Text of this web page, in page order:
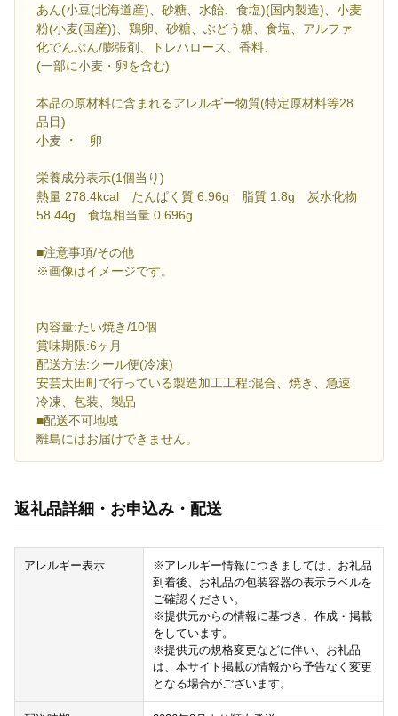
あん(小豆(北海道産)、砂糖、水飴、食塩)(国内製造)、小麦
粉(小麦(国産))、鶏卵、砂糖、ぶどう糖、食塩、アルファ
化でんぷん/膨張剤、トレハロース、香料、
(一部に小麦・卵を含む)
本品の原材料に含まれるアレルギー物質(特定原材料等28
品目)
小麦 ・ 卵
栄養成分表示(1個当り)
熱量 278.4kcal たんぱく質 6.96g 脂質 1.8g 炭水化物
58.44g 食塩相当量 0.696g
■注意事項/その他
※画像はイメージです。
内容量:たい焼き/10個
賞味期限:6ヶ月
配送方法:クール便(冷凍)
安芸太田町で行っている製造加工工程:混合、焼き、急速
冷凍、包装、製品
■配送不可地域
離島にはお届けできません。
返礼品詳細・お申込み・配送
アレルギー表示
※アレルギー情報につきましては、お礼品
到着後、お礼品の包装容器の表示ラベルを
ご確認ください。
※提供元からの情報に基づき、作成・掲載
をしています。
※提供元の規格変更などに伴い、お礼品
は、本サイト掲載の情報から予告なく変更
となる場合がございます。